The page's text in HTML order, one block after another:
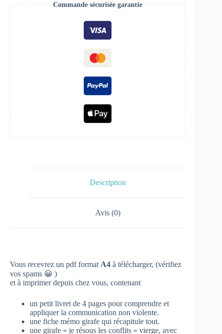
Commande sécurisée garantie
Description
Avis (0)
Vous recevrez un pdf format A4 à télécharger, (vérifiez
vos spams 😀 )
et à imprimer depuis chez vous, contenant
un petit livret de 4 pages pour comprendre et
appliquer la communication non violente.
une fiche mémo girafe qui récapitule tout.
une girafe « je résous les conflits » vierge, avec